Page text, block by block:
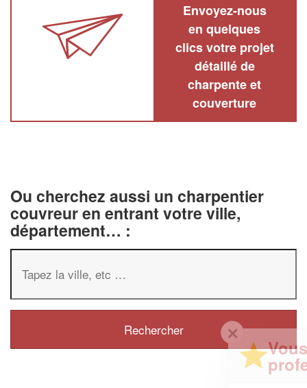
Envoyez-nous
en quelques
clics votre projet
détaillé de
charpente et
couverture
Ou cherchez aussi un charpentier
couvreur en entrant votre ville,
département… :
Vous êtes un